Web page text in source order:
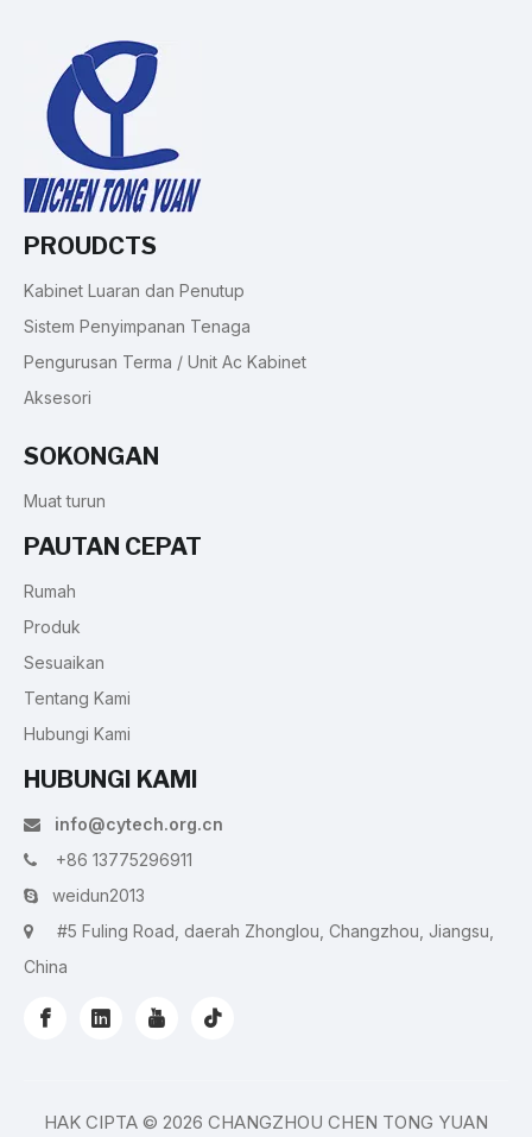
PROUDCTS
Kabinet Luaran dan Penutup
Sistem Penyimpanan Tenaga
Pengurusan Terma / Unit Ac Kabinet
Aksesori
SOKONGAN
Muat turun
PAUTAN CEPAT
Rumah
Produk
Sesuaikan
Tentang Kami
Hubungi Kami
HUBUNGI KAMI
 info@cytech.org.cn
 +86 13775296911
 weidun2013
 #5 Fuling Road, daerah Zhonglou, Changzhou, Jiangsu,
China
HAK CIPTA © 2026 CHANGZHOU CHEN TONG YUAN